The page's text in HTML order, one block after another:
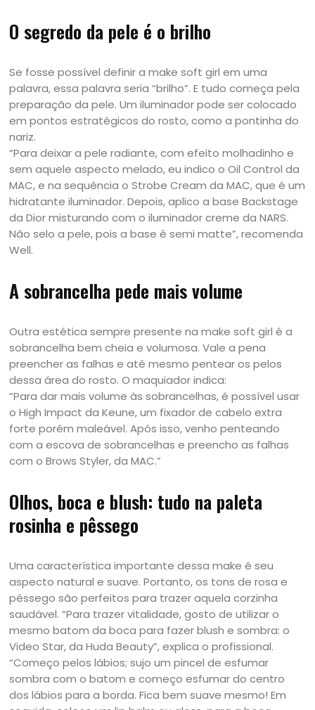
O segredo da pele é o brilho
Se fosse possível definir a make soft girl em uma
palavra, essa palavra seria “brilho”. E tudo começa pela
preparação da pele. Um iluminador pode ser colocado
em pontos estratégicos do rosto, como a pontinha do
nariz.
“Para deixar a pele radiante, com efeito molhadinho e
sem aquele aspecto melado, eu indico o Oil Control da
MAC, e na sequência o Strobe Cream da MAC, que é um
hidratante iluminador. Depois, aplico a base Backstage
da Dior misturando com o iluminador creme da NARS.
Não selo a pele, pois a base é semi matte”, recomenda
Well.
A sobrancelha pede mais volume
Outra estética sempre presente na make soft girl é a
sobrancelha bem cheia e volumosa. Vale a pena
preencher as falhas e até mesmo pentear os pelos
dessa área do rosto. O maquiador indica:
“Para dar mais volume às sobrancelhas, é possível usar
o High Impact da Keune, um fixador de cabelo extra
forte porém maleável. Após isso, venho penteando
com a escova de sobrancelhas e preencho as falhas
com o Brows Styler, da MAC.”
Olhos, boca e blush: tudo na paleta
rosinha e pêssego
Uma característica importante dessa make é seu
aspecto natural e suave. Portanto, os tons de rosa e
pêssego são perfeitos para trazer aquela corzinha
saudável. “Para trazer vitalidade, gosto de utilizar o
mesmo batom da boca para fazer blush e sombra: o
Video Star, da Huda Beauty”, explica o profissional.
“Começo pelos lábios; sujo um pincel de esfumar
sombra com o batom e começo esfumar do centro
dos lábios para a borda. Fica bem suave mesmo! Em